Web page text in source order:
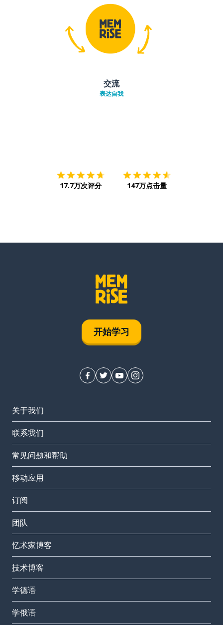
交流
表达自我
17.7万次评分 147万点击量
开始学习
关于我们
联系我们
常见问题和帮助
移动应用
订阅
团队
忆术家博客
技术博客
学德语
学俄语